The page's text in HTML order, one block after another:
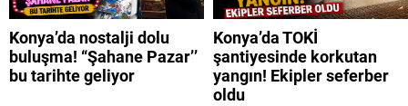
Konya’da nostalji dolu
buluşma! “Şahane Pazar’’
bu tarihte geliyor
Konya’da TOKİ
şantiyesinde korkutan
yangın! Ekipler seferber
oldu